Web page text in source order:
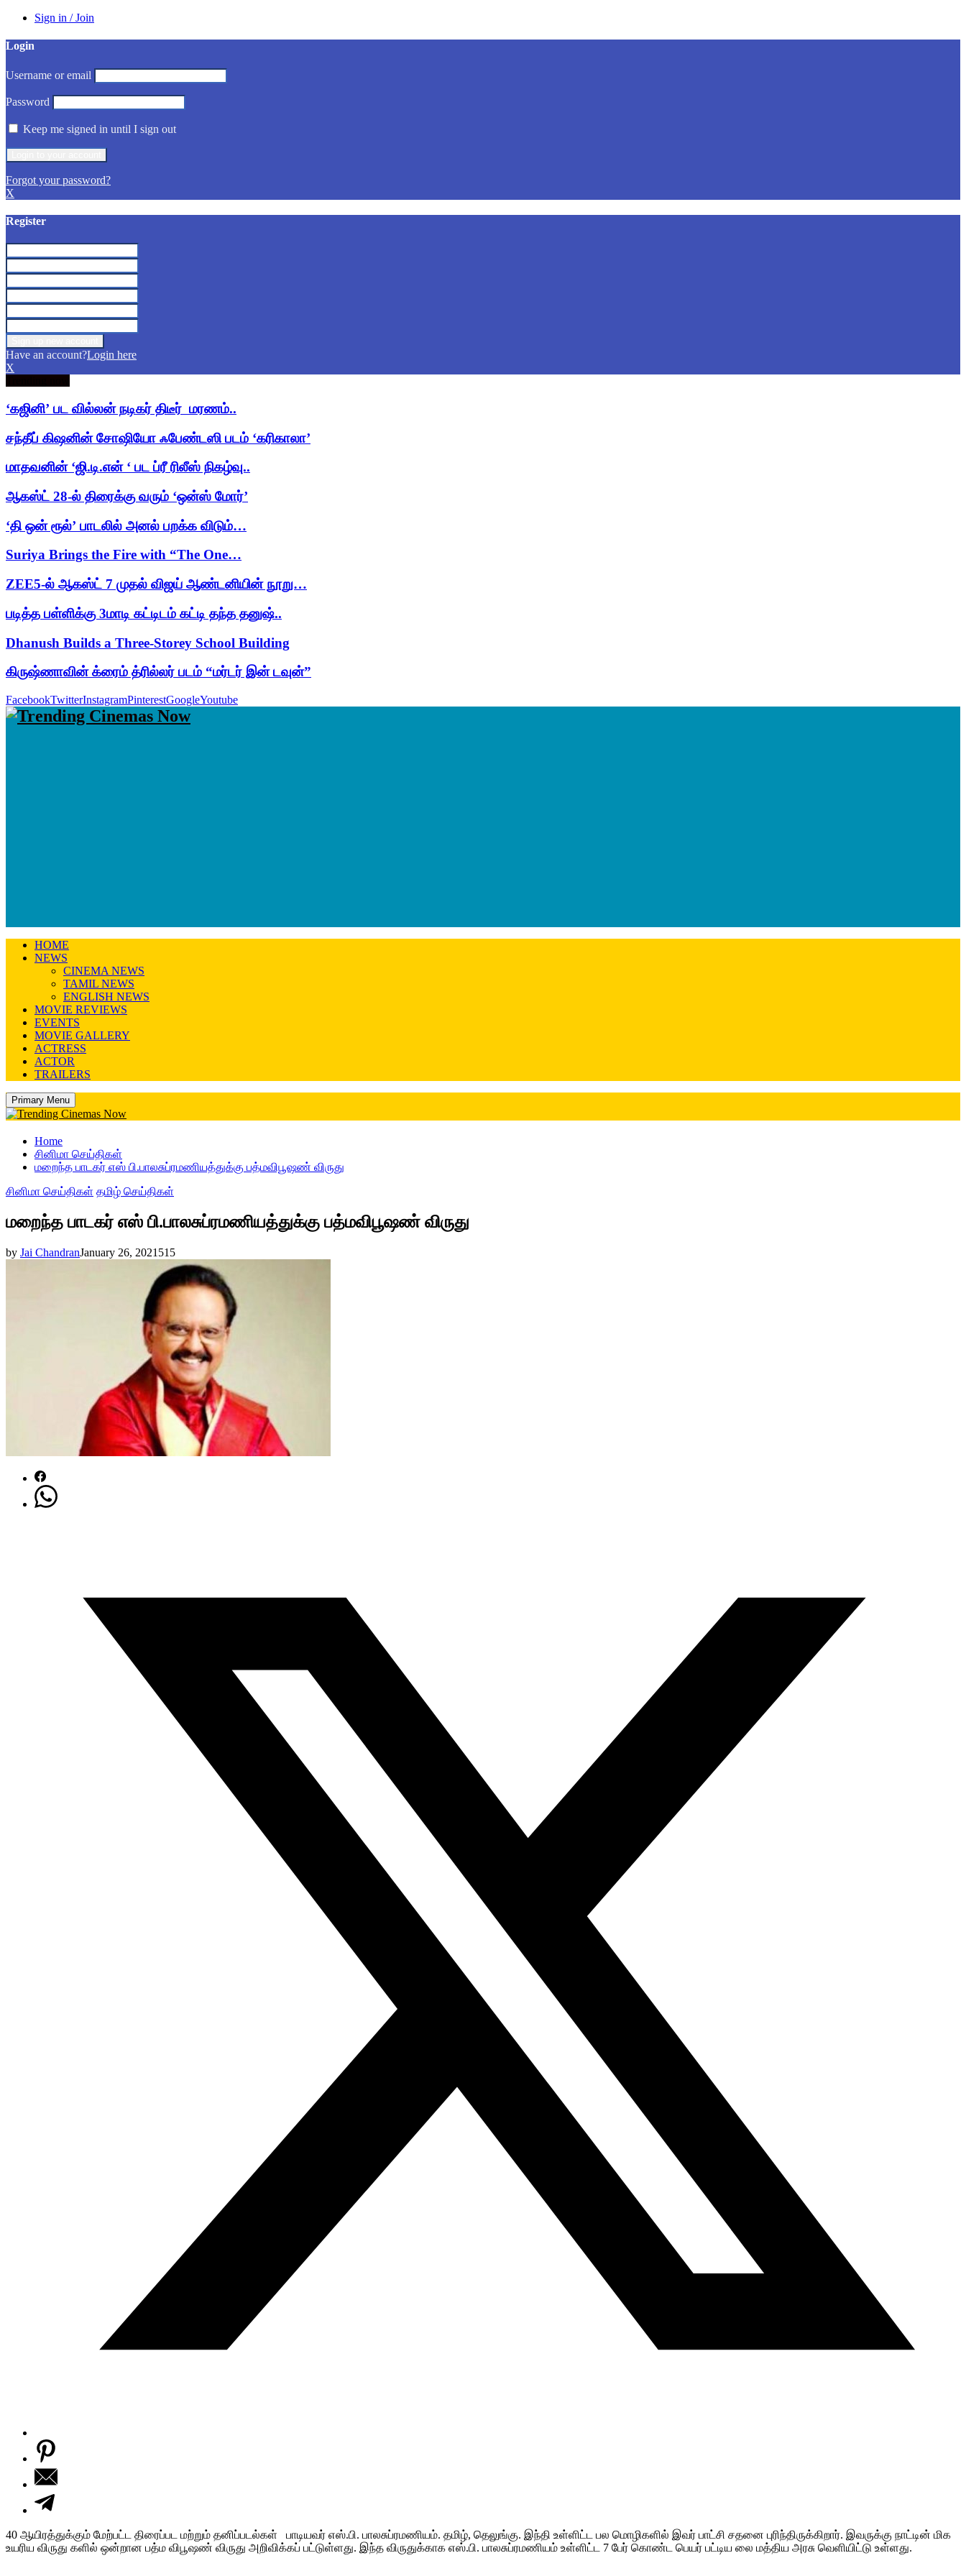
Sign in / Join
Login
Username or email
Password
Keep me signed in until I sign out
Forgot your password?
X
Register
Have an account?Login here
X
‘கஜினி’ பட வில்லன் நடிகர் திடீர் மரணம்..
சந்தீப் கிஷனின் சோஷியோ ஃபேண்டஸி படம் ‘கரிகாலா’
மாதவனின் ‘ஜி.டி.என் ‘ பட ப்ரீ ரிலீஸ் நிகழ்வு..
ஆகஸ்ட் 28-ல் திரைக்கு வரும் ‘ஒன்ஸ் மோர்’
‘தி ஒன் ரூல்’ பாடலில் அனல் பறக்க விடும்…
Suriya Brings the Fire with “The One…
ZEE5-ல் ஆகஸ்ட் 7 முதல் விஜய் ஆண்டனியின் நூறு…
படித்த பள்ளிக்கு 3மாடி கட்டிடம் கட்டி தந்த தனுஷ்..
Dhanush Builds a Three-Storey School Building
கிருஷ்ணாவின் க்ரைம் த்ரில்லர் படம் “மர்டர் இன் டவுன்”
FacebookTwitterInstagramPinterestGoogleYoutube
HOME
NEWS
CINEMA NEWS
TAMIL NEWS
ENGLISH NEWS
MOVIE REVIEWS
EVENTS
MOVIE GALLERY
ACTRESS
ACTOR
TRAILERS
Primary Menu
Home
சினிமா செய்திகள்
மறைந்த பாடகர் எஸ் பி.பாலசுப்ரமணியத்துக்கு பத்மவிபூஷண் விருது
சினிமா செய்திகள் தமிழ் செய்திகள்
மறைந்த பாடகர் எஸ் பி.பாலசுப்ரமணியத்துக்கு பத்மவிபூஷண் விருது
by Jai ChandranJanuary 26, 2021 515
40 ஆயிரத்துக்கும் மேற்பட்ட திரைப்பட மற்றும் தனிப்படல்கள் பாடியவர் எஸ்.பி. பாலசுப்ரமணியம். தமிழ், தெலுங்கு. இந்தி உள்ளிட்ட பல மொழிகளில் இவர் பாட்சி சதனை புரிந்திருக்கிறார். இவருக்கு நாட்டின் மிக
உயரிய விருது களில் ஒன்றான பத்ம விபூஷண் விருது அறிவிக்கப் பட்டுள்ளது. இந்த விருதுக்காக எஸ்.பி. பாலசுப்ரமணியம் உள்ளிட்ட 7 பேர் கொண்ட பெயர் பட்டிய லை மத்திய அரசு வெளியிட்டு உள்ளது.